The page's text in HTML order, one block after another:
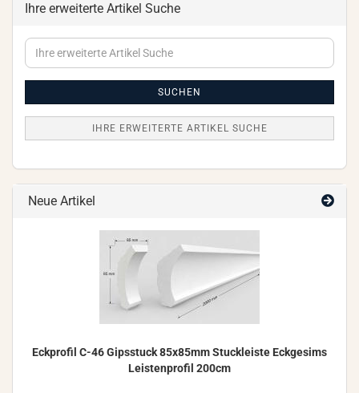
Ihre erweiterte Artikel Suche
Ihre
erweiterte
SUCHEN
IHRE ERWEITERTE ARTIKEL SUCHE
Neue Artikel
Eck­pro­fil C-46 Gips­stuck 85x85mm Stuck­leis­te Eck­ge­sims
Leis­ten­pro­fil 200cm